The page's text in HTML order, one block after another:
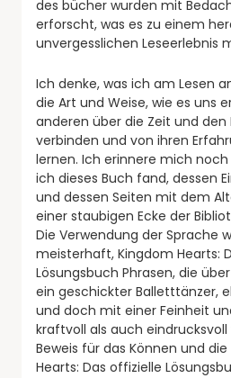
des bücher wurden mit
erforscht, was es zu einem
unvergesslichen Leseerlebnis
Ich denke, was ich am Lesen
die Art und Weise, wie es uns
anderen über die Zeit und den
verbinden und von ihren
lernen. Ich erinnere mich
ich dieses Buch fand, dessen
und dessen Seiten mit dem
einer staubigen Ecke der
Die Verwendung der Sprache
meisterhaft, Kingdom Hearts:
Lösungsbuch Phrasen, die
ein geschickter Balletttänzer,
und doch mit einer Feinheit
kraftvoll als auch eindrucksvoll
Beweis für das Können und
Hearts: Das offizielle